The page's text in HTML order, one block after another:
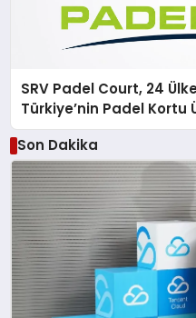
SRV Padel Court, 24
Türkiye’nin Padel Kortu
Son Dakika